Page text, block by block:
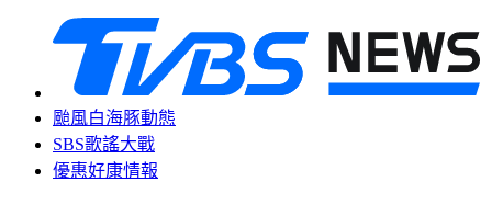
颱風白海豚動態
SBS歌謠大戰
優惠好康情報